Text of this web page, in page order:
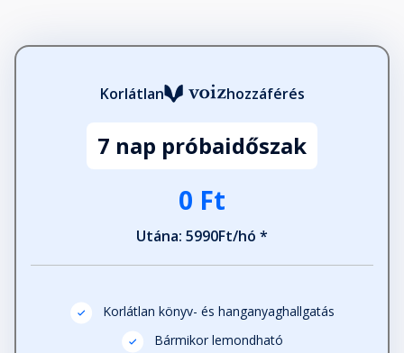
22. Az ízeket élvező magyar
Fejezet hossza: 00:19:34
Korlátlan hozzáférés
7 nap próbaidőszak
0 Ft
Utána: 5990Ft/hó *
Korlátlan könyv- és hanganyaghallgatás
Bármikor lemondható